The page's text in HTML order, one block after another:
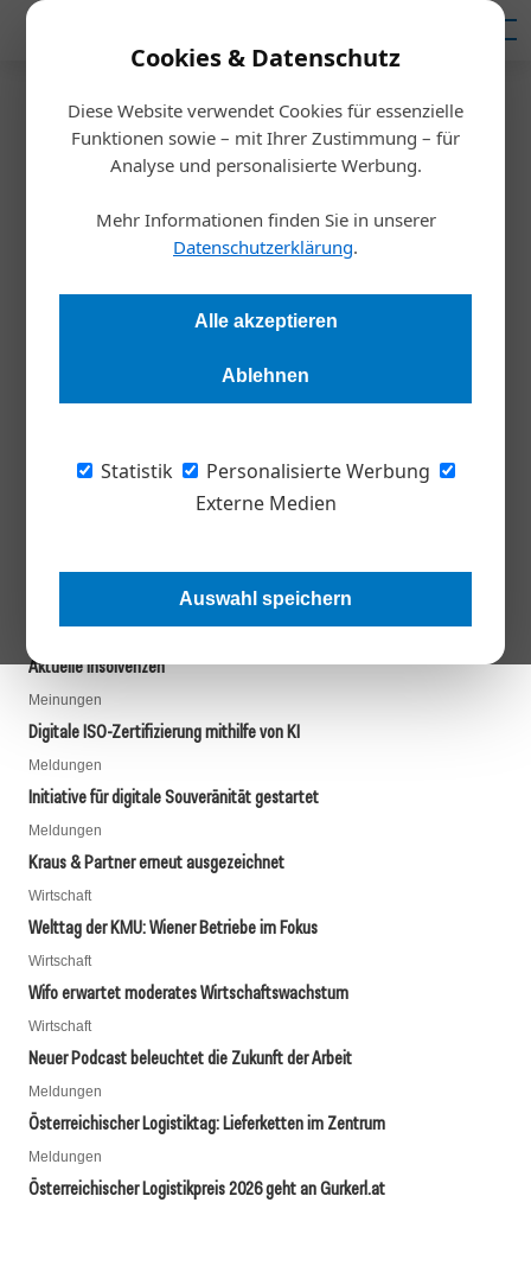
Cookies & Datenschutz
Diese Website verwendet Cookies für essenzielle
Funktionen sowie – mit Ihrer Zustimmung – für
Analyse und personalisierte Werbung.
Mehr Informationen finden Sie in unserer
Datenschutzerklärung.
Alle akzeptieren
Ablehnen
Statistik
Personalisierte Werbung
Externe Medien
Auswahl speichern
▲
Aktuelle Insolvenzen
Meinungen
Digitale ISO-Zertifizierung mithilfe von KI
Meldungen
Initiative für digitale Souveränität gestartet
Meldungen
Kraus & Partner erneut ausgezeichnet
Wirtschaft
Welttag der KMU: Wiener Betriebe im Fokus
Wirtschaft
Wifo erwartet moderates Wirtschaftswachstum
Wirtschaft
Neuer Podcast beleuchtet die Zukunft der Arbeit
Meldungen
Österreichischer Logistiktag: Lieferketten im Zentrum
Meldungen
Österreichischer Logistikpreis 2026 geht an Gurkerl.at
05. August 2026
30. Juli 2026
Österreichs Wirtschaft stagnierte im zweiten Quartal
30. Juli 2026